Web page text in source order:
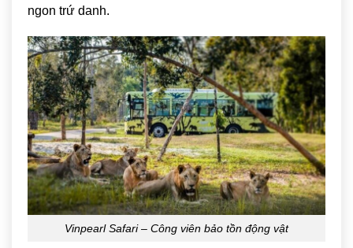
ngon trứ danh.
Vinpearl Safari – Công viên bảo tồn động vật